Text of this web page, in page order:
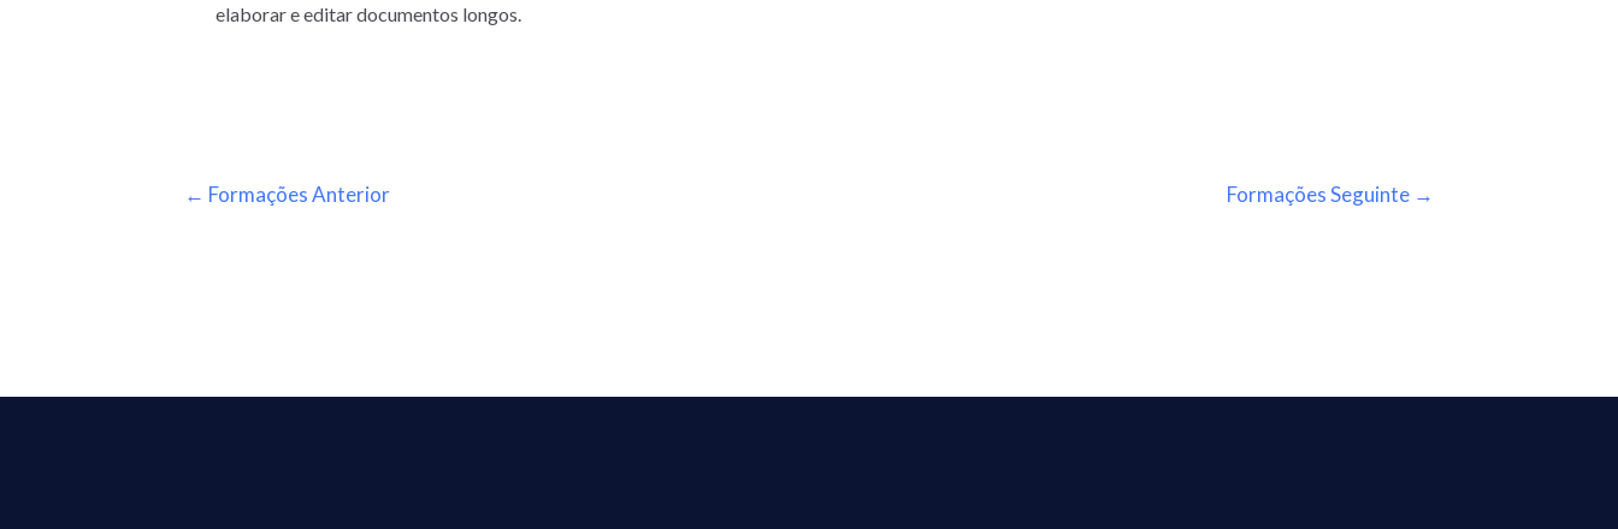
elaborar e editar documentos longos.
← Formações Anterior Formações Seguinte →